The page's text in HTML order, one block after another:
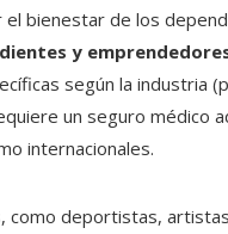
el bienestar de los
y
según la industria
un seguro médico
internacionales.
como deportistas,